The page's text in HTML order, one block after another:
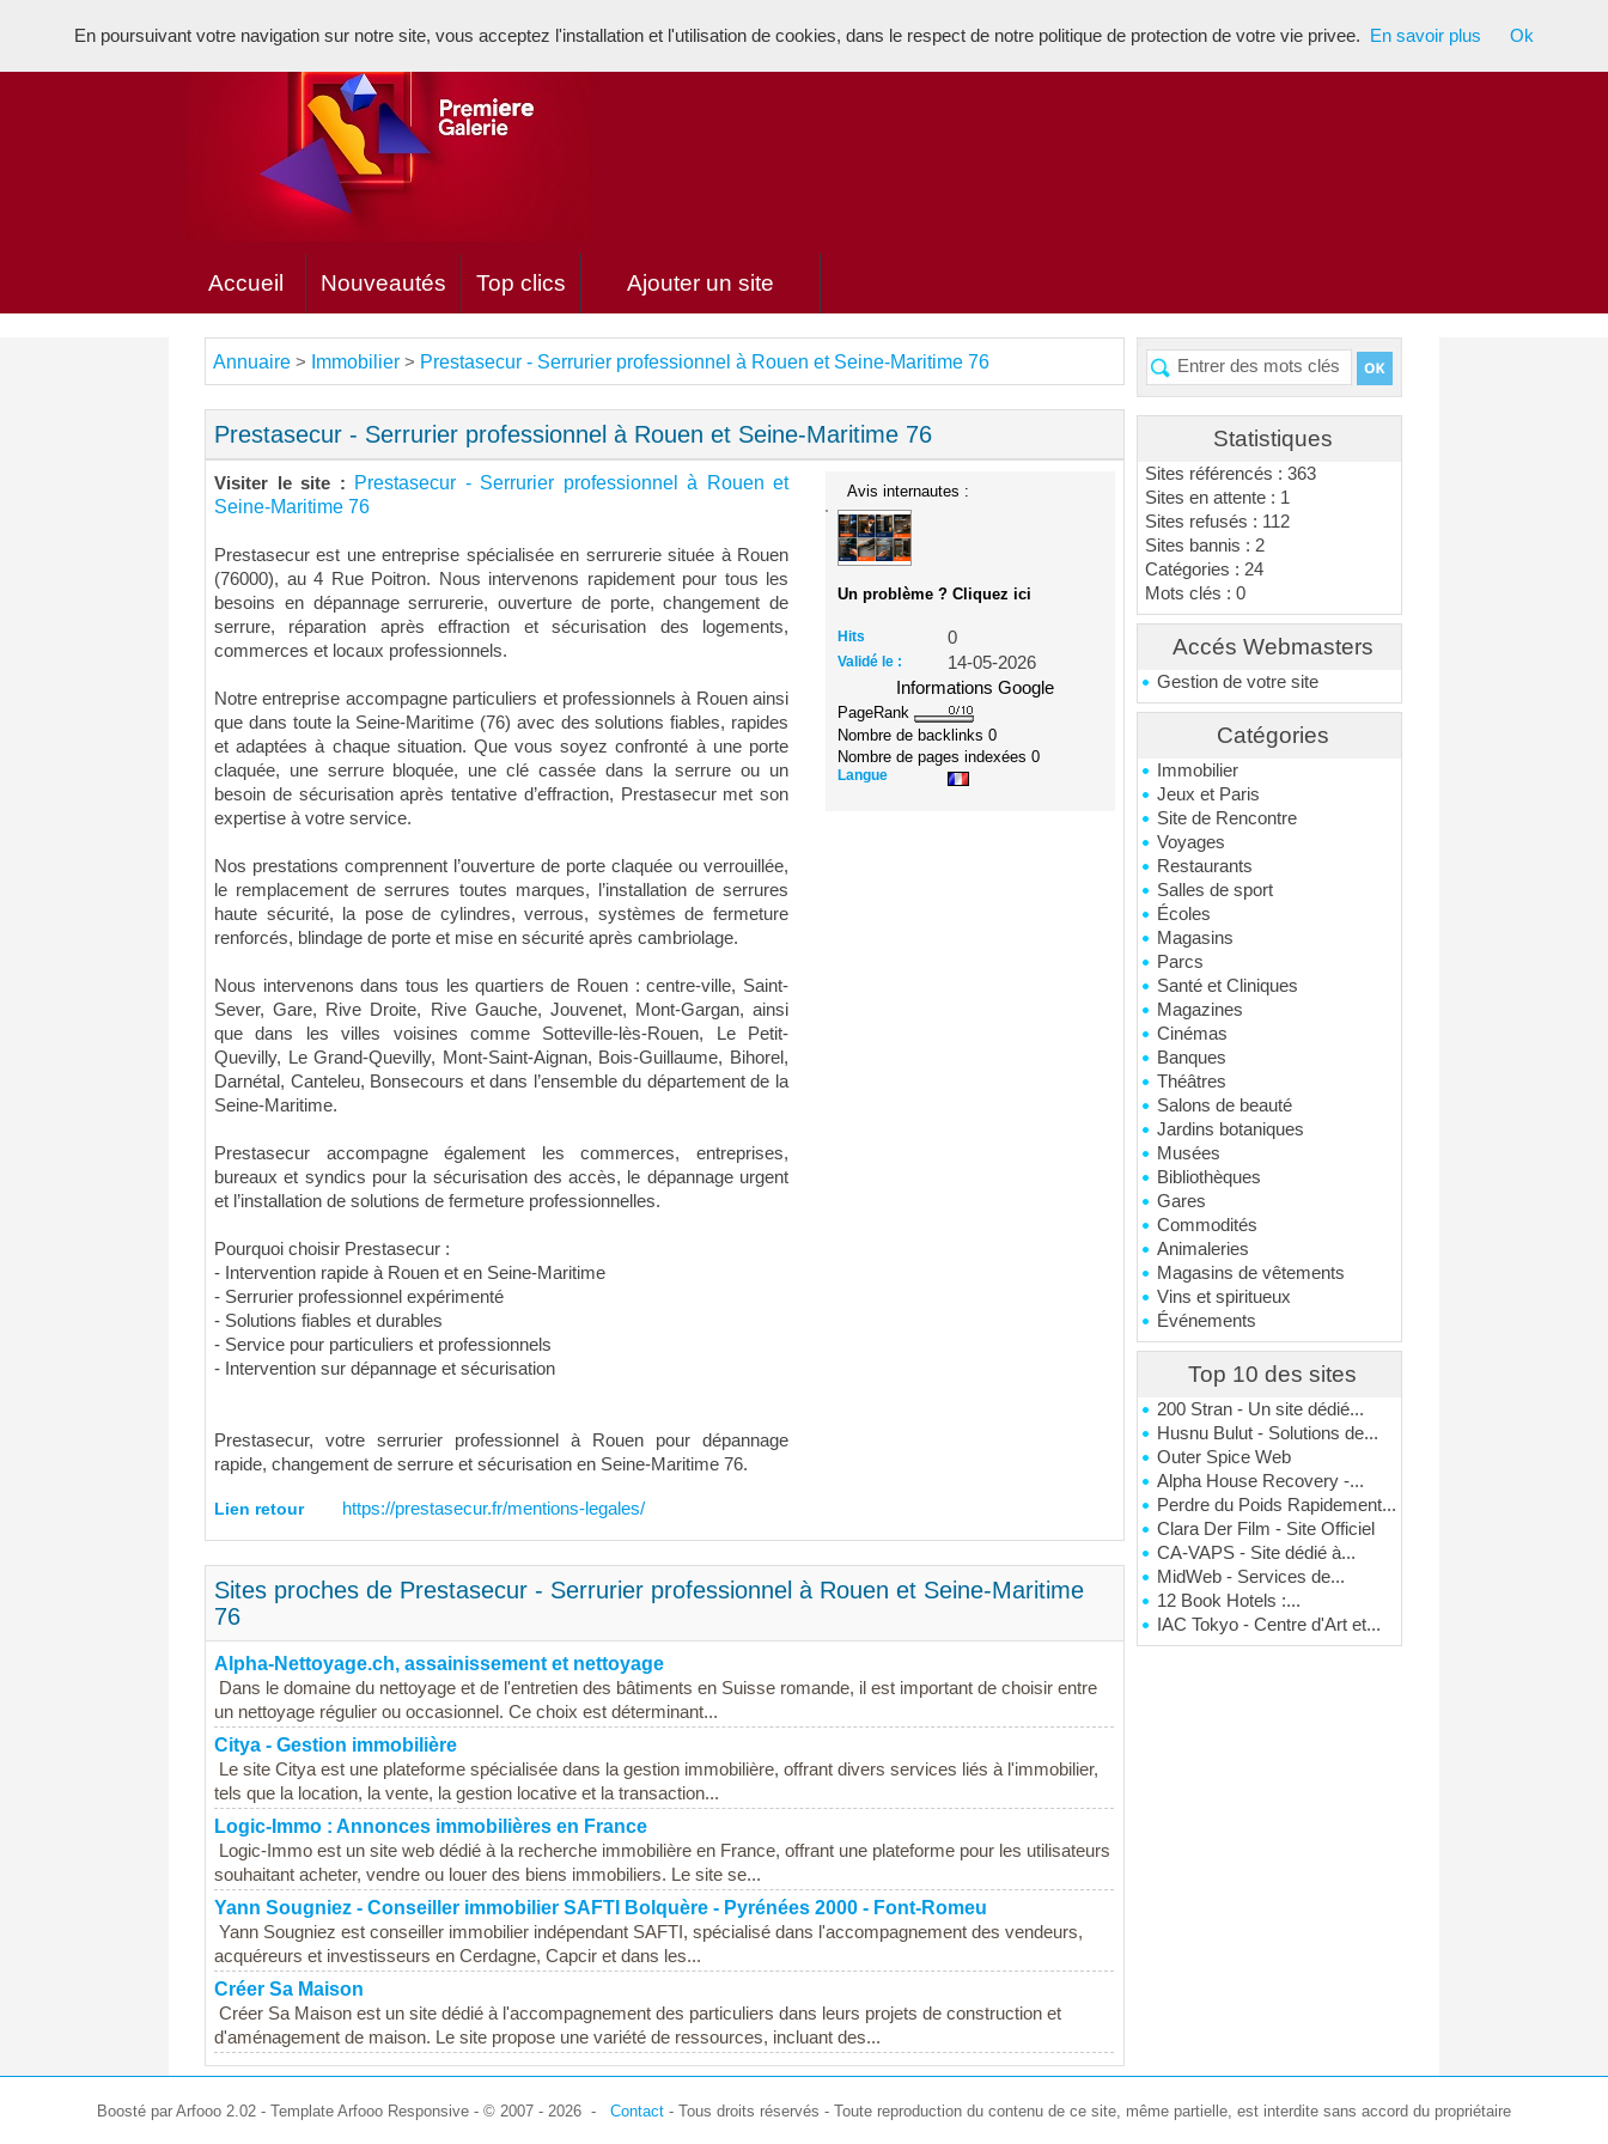
Accueil Nouveautés Top clics Ajouter un site
Statistiques
Sites référencés : 363
Sites en attente : 1
Sites refusés : 112
Sites bannis : 2
Catégories : 24
Mots clés : 0
Accés Webmasters
Gestion de votre site
Catégories
Immobilier
Jeux et Paris
Site de Rencontre
Voyages
Restaurants
Salles de sport
Écoles
Magasins
Parcs
Santé et Cliniques
Magazines
Cinémas
Banques
Théâtres
Salons de beauté
Jardins botaniques
Musées
Bibliothèques
Gares
Commodités
Animaleries
Magasins de vêtements
Vins et spiritueux
Événements
Top 10 des sites
200 Stran - Un site dédié...
Husnu Bulut - Solutions de...
Outer Spice Web
Alpha House Recovery -...
Perdre du Poids Rapidement...
Clara Der Film - Site Officiel
CA-VAPS - Site dédié à...
MidWeb - Services de...
12 Book Hotels :...
IAC Tokyo - Centre d'Art et...
Annuaire > Immobilier > Prestasecur - Serrurier professionnel à Rouen et Seine-Maritime 76
Prestasecur - Serrurier professionnel à Rouen et Seine-Maritime 76
Visiter le site :
Prestasecur - Serrurier professionnel à Rouen et
Seine-Maritime 76
Prestasecur est une entreprise spécialisée en serrurerie située à Rouen
(76000), au 4 Rue Poitron. Nous intervenons rapidement pour tous les
besoins en dépannage serrurerie, ouverture de porte, changement de
serrure, réparation après effraction et sécurisation des logements,
commerces et locaux professionnels.
Notre entreprise accompagne particuliers et professionnels à Rouen ainsi
que dans toute la Seine-Maritime (76) avec des solutions fiables, rapides
et adaptées à chaque situation. Que vous soyez confronté à une porte
claquée, une serrure bloquée, une clé cassée dans la serrure ou un
besoin de sécurisation après tentative d’effraction, Prestasecur met son
expertise à votre service.
Nos prestations comprennent l’ouverture de porte claquée ou verrouillée,
le remplacement de serrures toutes marques, l’installation de serrures
haute sécurité, la pose de cylindres, verrous, systèmes de fermeture
renforcés, blindage de porte et mise en sécurité après cambriolage.
Nous intervenons dans tous les quartiers de Rouen : centre-ville, Saint-
Sever, Gare, Rive Droite, Rive Gauche, Jouvenet, Mont-Gargan, ainsi
que dans les villes voisines comme Sotteville-lès-Rouen, Le Petit-
Quevilly, Le Grand-Quevilly, Mont-Saint-Aignan, Bois-Guillaume, Bihorel,
Darnétal, Canteleu, Bonsecours et dans l’ensemble du département de la
Seine-Maritime.
Prestasecur accompagne également les commerces, entreprises,
bureaux et syndics pour la sécurisation des accès, le dépannage urgent
et l’installation de solutions de fermeture professionnelles.
Pourquoi choisir Prestasecur :
- Intervention rapide à Rouen et en Seine-Maritime
- Serrurier professionnel expérimenté
- Solutions fiables et durables
- Service pour particuliers et professionnels
- Intervention sur dépannage et sécurisation
Prestasecur, votre serrurier professionnel à Rouen pour dépannage
rapide, changement de serrure et sécurisation en Seine-Maritime 76.
Lien retour https://prestasecur.fr/mentions-legales/
Avis internautes :
Un problème ? Cliquez ici
Hits 0
Validé le :
14-05-2026
Informations Google
PageRank
Nombre de backlinks0
Nombre de pages indexées0
Langue
Sites proches de Prestasecur - Serrurier professionnel à Rouen et Seine-Maritime
76
Alpha-Nettoyage.ch, assainissement et nettoyage
Dans le domaine du nettoyage et de l'entretien des bâtiments en Suisse romande, il est important de choisir entre
un nettoyage régulier ou occasionnel. Ce choix est déterminant...
Citya - Gestion immobilière
Le site Citya est une plateforme spécialisée dans la gestion immobilière, offrant divers services liés à l'immobilier,
tels que la location, la vente, la gestion locative et la transaction...
Logic-Immo : Annonces immobilières en France
Logic-Immo est un site web dédié à la recherche immobilière en France, offrant une plateforme pour les utilisateurs
souhaitant acheter, vendre ou louer des biens immobiliers. Le site se...
Yann Sougniez - Conseiller immobilier SAFTI Bolquère - Pyrénées 2000 - Font-Romeu
Yann Sougniez est conseiller immobilier indépendant SAFTI, spécialisé dans l'accompagnement des vendeurs,
acquéreurs et investisseurs en Cerdagne, Capcir et dans les...
Créer Sa Maison
Créer Sa Maison est un site dédié à l'accompagnement des particuliers dans leurs projets de construction et
d'aménagement de maison. Le site propose une variété de ressources, incluant des...
Boosté par Arfooo 2.02 - Template Arfooo Responsive - © 2007 - 2026 - Contact - Tous droits réservés - Toute reproduction du contenu de ce site, même partielle, est interdite sans accord du propriétaire
En poursuivant votre navigation sur notre site, vous acceptez l'installation et l'utilisation de cookies, dans le respect de notre politique de protection de votre vie privee. En savoir plus Ok